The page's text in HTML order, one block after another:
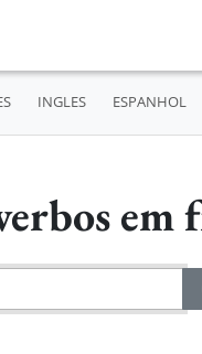
INGLES ESPANHOL
em